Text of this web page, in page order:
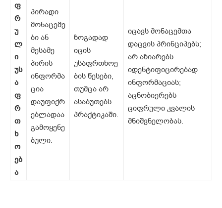
ფ
რ
უ
ლ
ი
უს
ა
ფ
რ
თ
ხ
ო
ებ
ა
პირადი
მონაცემე
ბი ან
მესამე
პირის
ინფორმა
ცია
დაუფიქრ
ებლადაა
გამოყენე
ბული.
ზოგადად
იცის
უსაფრთხოე
ბის წესები,
თუმცა არ
ასაბუთებს
პრაქტიკაში.
იცავს მონაცემთა
დაცვის პრინციპებს;
არ აზიარებს
იდენტიფიცირებად
ინფორმაციას;
აცნობიერებს
ციფრული კვალის
მნიშვნელობას.